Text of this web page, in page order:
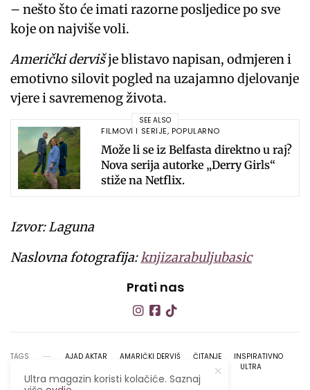
– nešto što će imati razorne posljedice po sve
koje on najviše voli.
Američki dervišje blistavo napisan, odmjeren i
emotivno silovit pogled na uzajamno djelovanje
vjere i savremenog života.
SEE ALSO
FILMOVI I SERIJE, POPULARNO
Može li se iz Belfasta direktno u raj?
Nova serija autorke „Derry Girls“
stiže na Netflix.
Izvor: Laguna
Naslovna fotografija: knjizarabuljubasic
Prati nas
TAGS AJAD AKTAR AMARIČKI DERVIŠ ČITANJE
INSPIRATIVNO
PREPORUKA
ULTRA
ULTRA INSPIRATIVNO
ULTRA MAGAZIN
Ultra magazin koristi kolačiće. Saznaj